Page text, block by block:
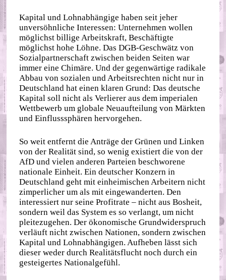
Kapital und Lohnabhängige haben seit jeher
unversöhnliche Interessen: Unternehmen wollen
möglichst billige Arbeitskraft, Beschäftigte
möglichst hohe Löhne. Das DGB-Geschwätz von
Sozialpartnerschaft zwischen beiden Seiten war
immer eine Chimäre. Und der gegenwärtige radikale
Abbau von sozialen und Arbeitsrechten nicht nur in
Deutschland hat einen klaren Grund: Das deutsche
Kapital soll nicht als Verlierer aus dem imperialen
Wettbewerb um globale Neuaufteilung von Märkten
und Einflusssphären hervorgehen.
So weit entfernt die Anträge der Grünen und Linken
von der Realität sind, so wenig existiert die von der
AfD und vielen anderen Parteien beschworene
nationale Einheit. Ein deutscher Konzern in
Deutschland geht mit einheimischen Arbeitern nicht
zimperlicher um als mit eingewanderten. Den
interessiert nur seine Profitrate – nicht aus Bosheit,
sondern weil das System es so verlangt, um nicht
pleitezugehen. Der ökonomische Grundwiderspruch
verläuft nicht zwischen Nationen, sondern zwischen
Kapital und Lohnabhängigen. Aufheben lässt sich
dieser weder durch Realitätsflucht noch durch ein
gesteigertes Nationalgefühl.